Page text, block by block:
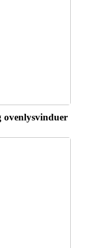
ovenlysvinduer